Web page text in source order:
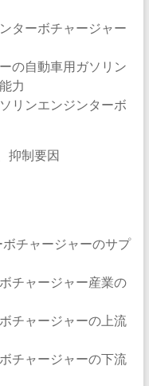
ターボチャージャー
の自動車用ガソリン
力
リンエンジンターボ
抑制要因
チャージャーのサプ
チャージャー産業の
チャージャーの上流
チャージャーの下流